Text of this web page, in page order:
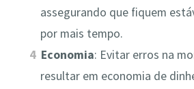
assegurando que fiquem
por mais tempo.
Economia: Evitar erros na
resultar em economia de